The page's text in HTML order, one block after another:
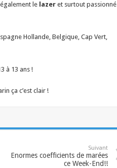
le lazer et surtout passionné
Hollande, Belgique, Cap Vert,
à 13 ans !
ça c’est clair !
Suivant
Enormes coefficients de marées
ce Week-End!!